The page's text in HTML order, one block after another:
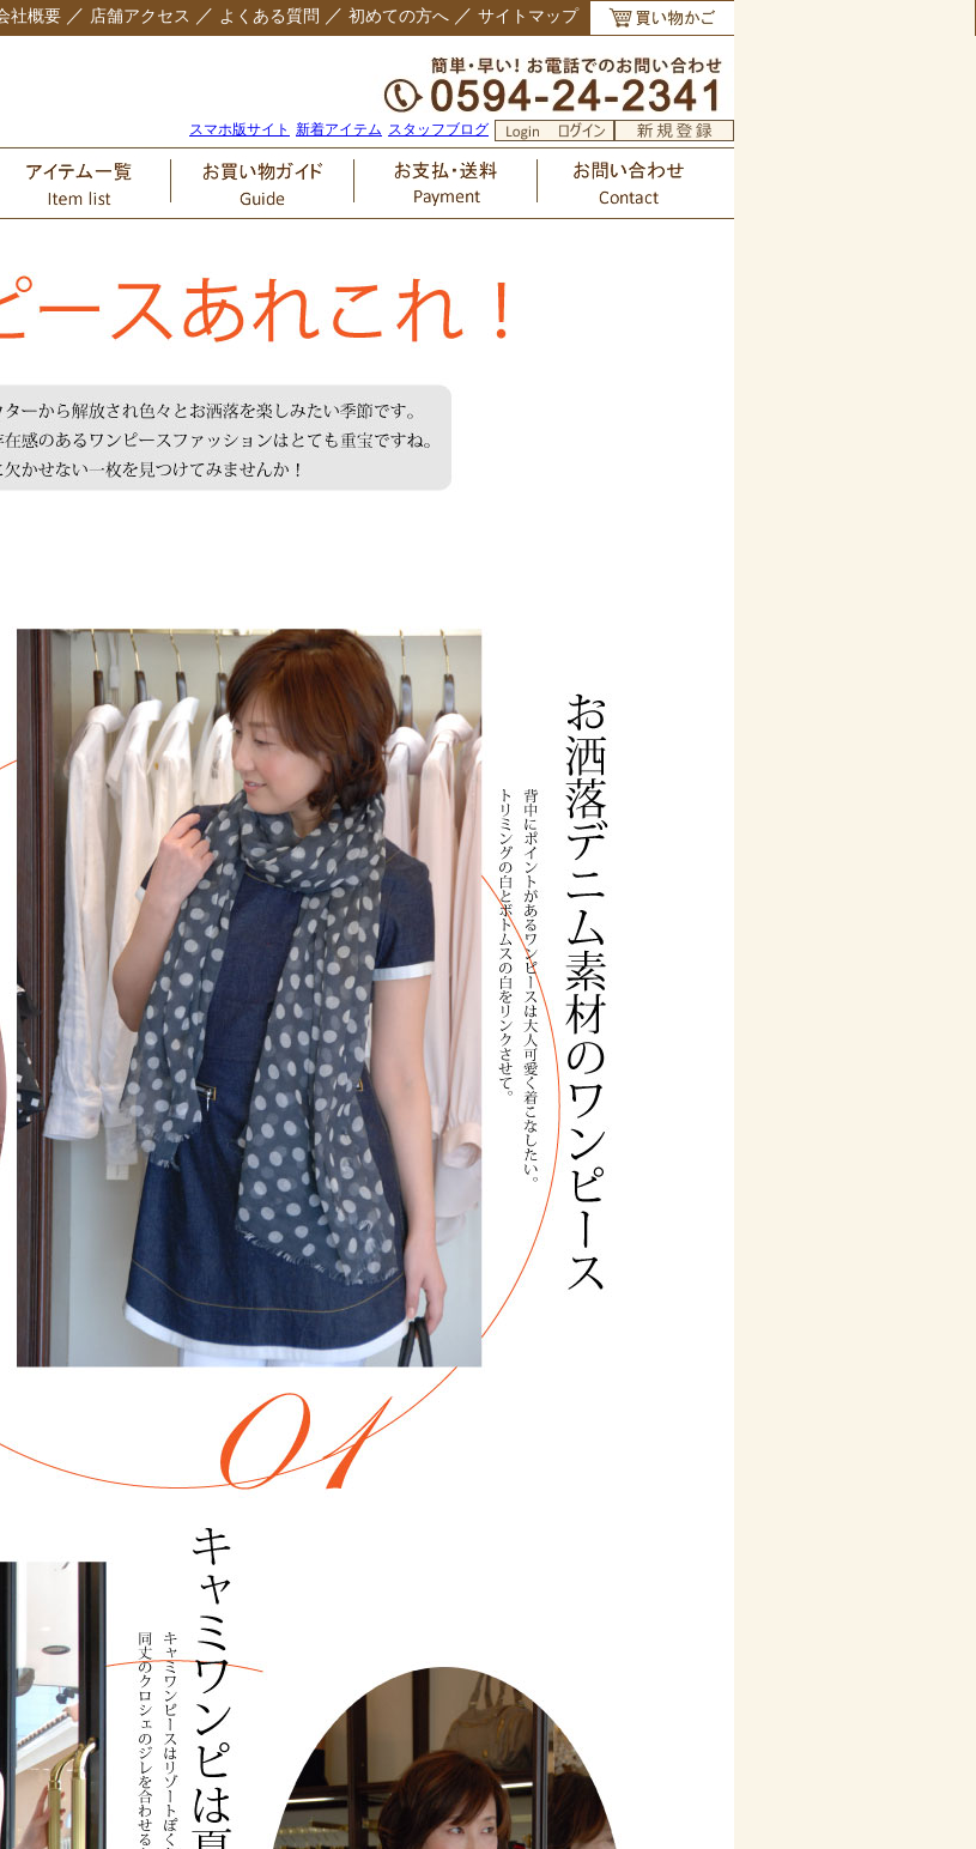
社概要 ／ 店舗アクセス ／ よくある質問 ／ 初めての方へ ／ サイトマップ
スタッフブログ
新着アイテム
スマホ版サイト